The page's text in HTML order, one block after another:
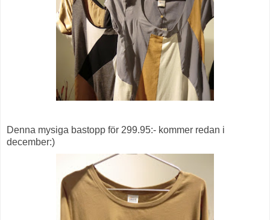
Denna mysiga bastopp för 299.95:- kommer redan i
december:)